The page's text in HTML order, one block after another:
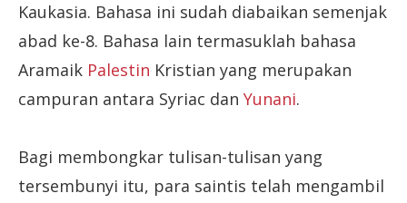
Kaukasia. Bahasa ini sudah diabaikan semenjak
abad ke-8. Bahasa lain termasuklah bahasa
Aramaik Palestin Kristian yang merupakan
campuran antara Syriac dan Yunani.
Bagi membongkar tulisan-tulisan yang
tersembunyi itu, para saintis telah mengambil